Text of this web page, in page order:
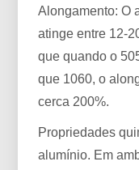
Alongamento: O
atinge entre 12-
que quando o
que 1060, o
cerca 200%.
Propriedades
alumínio. Em